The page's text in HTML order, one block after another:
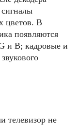
цветов. В
появляются
и В; кадровые и
телевизор не